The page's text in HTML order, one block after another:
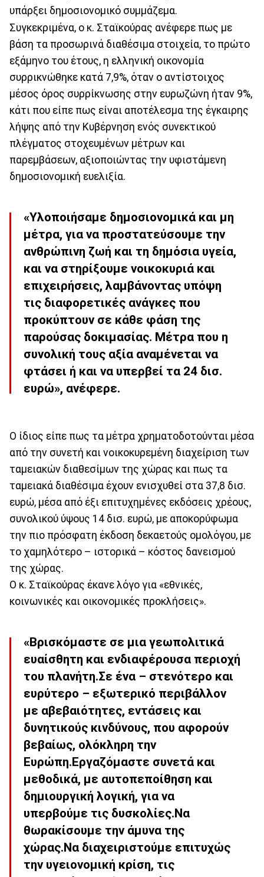
υπάρξει δημοσιονομικό συμμάζεμα.
Συγκεκριμένα, ο κ. Σταϊκούρας ανέφερε πως με
βάση τα προσωρινά διαθέσιμα στοιχεία, το πρώτο
εξάμηνο του έτους, η ελληνική οικονομία
συρρικνώθηκε κατά 7,9%, όταν ο αντίστοιχος
μέσος όρος συρρίκνωσης στην ευρωζώνη ήταν 9%,
κάτι που είπε πως είναι αποτέλεσμα της έγκαιρης
λήψης από την Κυβέρνηση ενός συνεκτικού
πλέγματος στοχευμένων μέτρων και
παρεμβάσεων, αξιοποιώντας την υφιστάμενη
δημοσιονομική ευελιξία.
«Υλοποιήσαμε δημοσιονομικά και μη
μέτρα, για να προστατεύσουμε την
ανθρώπινη ζωή και τη δημόσια υγεία,
και να στηρίξουμε νοικοκυριά και
επιχειρήσεις, λαμβάνοντας υπόψη
τις διαφορετικές ανάγκες που
προκύπτουν σε κάθε φάση της
παρούσας δοκιμασίας. Μέτρα που η
συνολική τους αξία αναμένεται να
φτάσει ή και να υπερβεί τα 24 δισ.
ευρώ», ανέφερε.
Ο ίδιος είπε πως τα μέτρα χρηματοδοτούνται μέσα
από την συνετή και νοικοκυρεμένη διαχείριση των
ταμειακών διαθεσίμων της χώρας και πως τα
ταμειακά διαθέσιμα έχουν ενισχυθεί στα 37,8 δισ.
ευρώ, μέσα από έξι επιτυχημένες εκδόσεις χρέους,
συνολικού ύψους 14 δισ. ευρώ, με αποκορύφωμα
την πιο πρόσφατη έκδοση δεκαετούς ομολόγου, με
το χαμηλότερο – ιστορικά – κόστος δανεισμού
της χώρας.
Ο κ. Σταϊκούρας έκανε λόγο για «εθνικές,
κοινωνικές και οικονομικές προκλήσεις».
«Βρισκόμαστε σε μια γεωπολιτικά
ευαίσθητη και ενδιαφέρουσα περιοχή
του πλανήτη.Σε ένα – στενότερο και
ευρύτερο – εξωτερικό περιβάλλον
με αβεβαιότητες, εντάσεις και
δυνητικούς κινδύνους, που αφορούν
βεβαίως, ολόκληρη την
Ευρώπη.Εργαζόμαστε συνετά και
μεθοδικά, με αυτοπεποίθηση και
δημιουργική λογική, για να
υπερβούμε τις δυσκολίες.Να
θωρακίσουμε την άμυνα της
χώρας.Να διαχειριστούμε επιτυχώς
την υγειονομική κρίση, τις